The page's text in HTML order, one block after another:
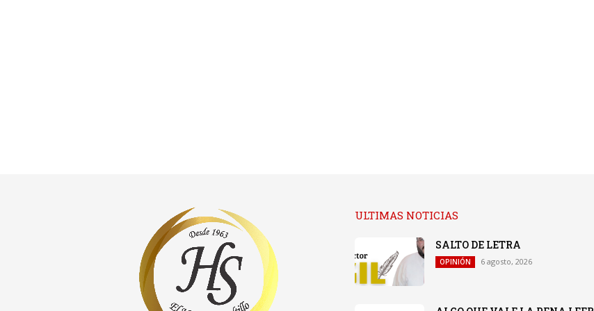
ULTIMAS NOTICIAS
SALTO DE LETRA
OPINIÓN 6 agosto, 2026